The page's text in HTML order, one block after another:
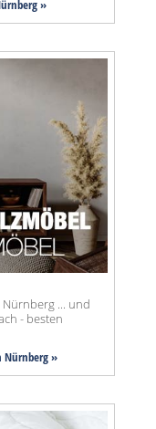
»
... und
- besten
Nürnberg »